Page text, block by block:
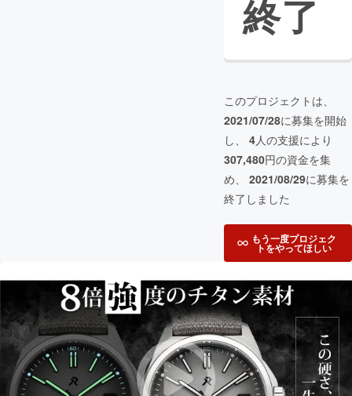
終了
このプロジェクトは、
2021/07/28に募集を開始
し、 4人の支援により
307,480円の資金を集
め、 2021/08/29に募集を
終了しました
もう一度プロジェク
トをやってほしい